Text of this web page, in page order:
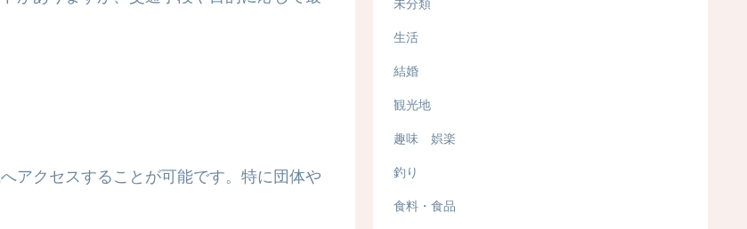
アクセスすることが可能です。特に団体や
未分類
生活
結婚
観光地
趣味 娯楽
釣り
食料・食品